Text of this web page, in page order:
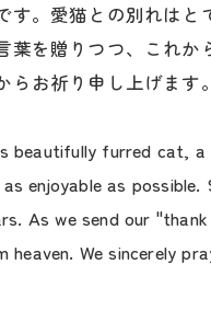
。愛猫との別れは
を贈りつつ、これ
らお祈り申し上げます
beautifully furred cat,
enjoyable as
As we send our
heaven. We sincerely